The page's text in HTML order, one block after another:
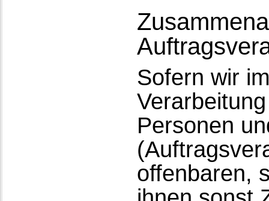
Sofern wir
Personen
offenbaren,